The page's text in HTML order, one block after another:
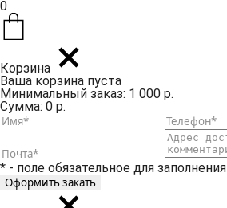
0
Корзина
Ваша корзина пуста
Минимальный заказ: 1 000 р.
Сумма: 0 р.
* - поле обязательное для заполнения